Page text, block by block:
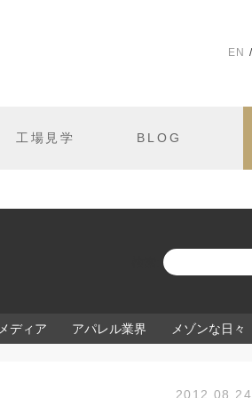
EN
工場見学 BLOG
メディア アパレル業界 メゾンな日々
2012.08.24